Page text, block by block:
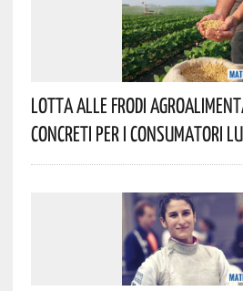
Lotta Alle Frodi
Concreti Per I Consumatori